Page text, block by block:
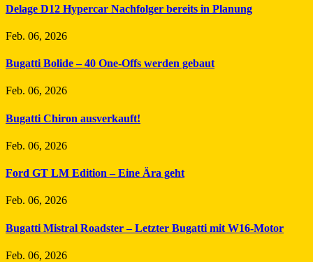
Delage D12 Hypercar Nachfolger bereits in Planung
Feb. 06, 2026
Bugatti Bolide – 40 One-Offs werden gebaut
Feb. 06, 2026
Bugatti Chiron ausverkauft!
Feb. 06, 2026
Ford GT LM Edition – Eine Ära geht
Feb. 06, 2026
Bugatti Mistral Roadster – Letzter Bugatti mit W16-Motor
Feb. 06, 2026